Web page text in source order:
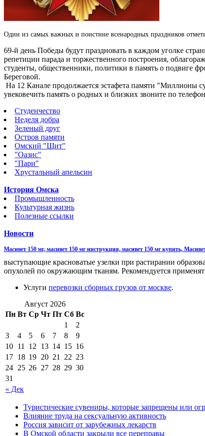
Один из самых важных и поистине всенародных праздников
69-й день Победы будут праздновать в каждом уголке
репетиции парада и торжественного построения,
студенты, общественники, политики в память о подвиге
Береговой.
На 12 Канале продолжается эстафета памяти "Миллионы
увековечить память о родных и близких звоните по
Студенчество
Неделя добра
Зеленый друг
Остров памяти
Омский "Щит"
"Оазис"
"Пари"
Хрустальный апельсин
История Омска
Промышленность
Культурная жизнь
Полезные ссылки
Новости
Масивет 150 мг, масивет 150 мг инструкция, масивет 150 мг купить,
выступающие красноватые узелки при растирании
опухолей по окружающим тканям. Рекомендуется
Услуги перевозки сборных грузов от москве.
Август 2026
Пн Вт Ср Чт Пт Сб Вс
« Дек
1
2
3
4 5 6 7 8
9
10 11 12 13 14 15 16
17 18 19 20 21 22 23
24 25 26 27 28 29 30
31
Туристические сувениры, которые запрещены или
Влияние труда на сексуальную активность
Россия зависит от зарубежных лекарств
В Омской области закрыли все переправы